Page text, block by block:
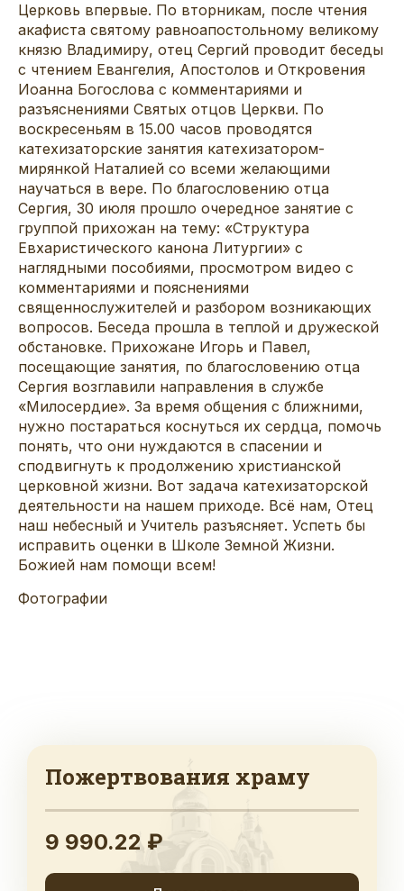
Церковь впервые. По вторникам, после чтения
акафиста святому равноапостольному великому
князю Владимиру, отец Сергий проводит беседы
с чтением Евангелия, Апостолов и Откровения
Иоанна Богослова с комментариями и
разъяснениями Святых отцов Церкви. По
воскресеньям в 15.00 часов проводятся
катехизаторские занятия катехизатором-
мирянкой Наталией со всеми желающими
научаться в вере. По благословению отца
Сергия, 30 июля прошло очередное занятие с
группой прихожан на тему: «Структура
Евхаристического канона Литургии» с
наглядными пособиями, просмотром видео с
комментариями и пояснениями
священнослужителей и разбором возникающих
вопросов. Беседа прошла в теплой и дружеской
обстановке. Прихожане Игорь и Павел,
посещающие занятия, по благословению отца
Сергия возглавили направления в службе
«Милосердие». За время общения с ближними,
нужно постараться коснуться их сердца, помочь
понять, что они нуждаются в спасении и
сподвигнуть к продолжению христианской
церковной жизни. Вот задача катехизаторской
деятельности на нашем приходе. Всё нам, Отец
наш небесный и Учитель разъясняет. Успеть бы
исправить оценки в Школе Земной Жизни.
Божией нам помощи всем!
Фотографии
Пожертвования храму
9 990.22 ₽